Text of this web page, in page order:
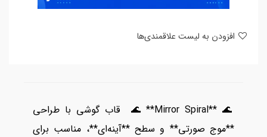
🌊 **Mirror Spiral** 🌊 قاب گوشی با طراحی
**موج صورتی** و سطح **آینه‌ای**، مناسب برای